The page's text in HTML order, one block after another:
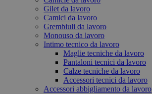
Gilet da lavoro
Camici da lavoro
Grembiuli da lavoro
Monouso da lavoro
Intimo tecnico da lavoro
Maglie tecniche da lavoro
Pantaloni tecnici da lavoro
Calze tecniche da lavoro
Accessori tecnici da lavoro
Accessori abbigliamento da lavoro